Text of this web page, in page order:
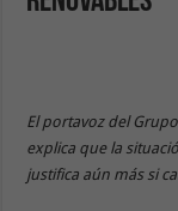
El portavoz del
explica que la
justifica aún más si